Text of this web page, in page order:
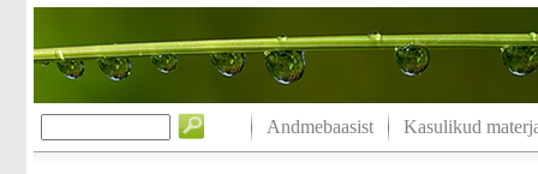
Andmebaasist Kasulikud